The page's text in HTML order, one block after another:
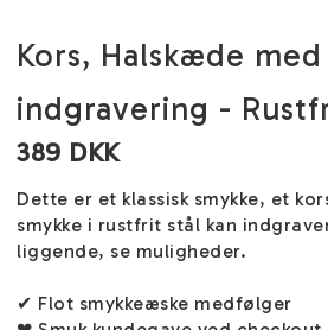
Kors, Halskæde med
indgravering -
389 DKK
Dette er et klassisk smykke, et
smykke i rustfrit stål kan
liggende, se muligheder.
✔ Flot smykkeæske medfølger